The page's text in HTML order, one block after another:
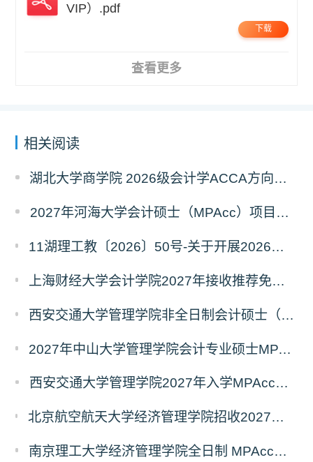
VIP）.pdf
下载
查看更多
相关阅读
湖北大学商学院 2026级会计学ACCA方向班招生简章
2027年河海大学会计硕士（MPAcc）项目简介
11湖理工教〔2026〕50号-关于开展2026年辅修专业与微专业招生工作的通知
上海财经大学会计学院2027年接收推荐免试研究生（含直博生）预报名的通知
西安交通大学管理学院非全日制会计硕士（MPAcc）2027年报考指南
2027年中山大学管理学院会计专业硕士MPAcc(资本市场方向）招生开启！
西安交通大学管理学院2027年入学MPAcc项目“卓越计划”申请指南
北京航空航天大学经济管理学院招收2027年非全日制会计专业硕士（MPAcc）校园开放日活动
南京理工大学经济管理学院全日制 MPAcc停招及会计学初试科目调整通知